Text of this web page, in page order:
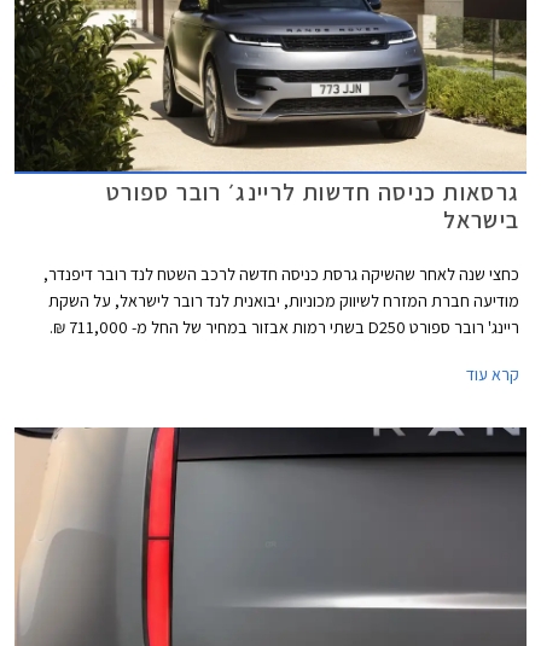
גרסאות כניסה חדשות לריינג׳ רובר ספורט
בישראל
כחצי שנה לאחר שהשיקה גרסת כניסה חדשה לרכב השטח לנד רובר דיפנדר,
מודיעה חברת המזרח לשיווק מכוניות, יבואנית לנד רובר לישראל, על השקת
ריינג' רובר ספורט D250 בשתי רמות אבזור במחיר של החל מ- 711,000 ₪.
קרא עוד